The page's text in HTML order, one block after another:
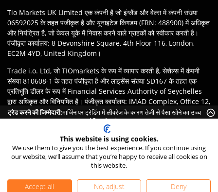
Tio Markets UK Limited एक कंपनी है जो इंग्लैंड और वेल्स में कंपनी संख्या
06592025 के तहत पंजीकृत है और यूनाइटेड किंगडम (FRN: 488900) में अधिकृत
और नियंत्रित है, जो केवल यूके में निवास करने वाले ग्राहकों को स्वीकार करती है।
पंजीकृत कार्यालय: 8 Devonshire Square, 4th Floor 116, London,
EC2M 4YD, United Kingdom।
Trade i.o. Ltd, जो TIOmarkets के रूप में व्यापार करती है, सेशेल्स में कंपनी
संख्या 810608-1 के तहत पंजीकृत है और लाइसेंस संख्या SD167 के तहत एक
प्रतिभूति डीलर के रूप में Financial Services Authority of Seychelles
द्वारा अधिकृत और विनियमित है। पंजीकृत कार्यालय: IMAD Complex, Office 12,
3rd floor Île du Port, Mahe Seychelles.
ग्राहकों की जिम्मेदारी है कि वे अपने क्षेत्राधिकार के कानूनों और नियमों के
अनुसार TIOmarkets ब्रांड की उपयुक्त इकाई के साथ पंजीकरण सुनिश्चित करें।
उत्पादों या सेवाओं तक पहुंच स्थानीय कानूनी प्रतिबंधों के अधीन हो सकती है, और सभी
ऑफ़र सभी क्षेत्रों में उपलब्ध नहीं हैं।
©2026TIO Markets Ltd. सर्वाधिकार सुरक्षित।
24/7 Live Chat
ट्रेड करने की जिम्मेदारी:मार्जिन पर ट्रेडिंग में लीवरेज के कारण तेजी से पैसा खोने का उच्च
जोखिम होता है।
This website is using cookies.
We use them to give you the best experience. If you continue using
our website, we’ll assume that you’re happy to receive all cookies on
this website.
Accept all No, adjust Deny